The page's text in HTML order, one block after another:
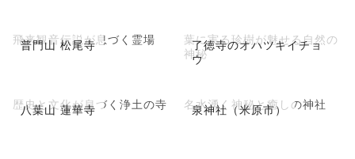
普門山 松尾寺
飛来観音伝説が息づく霊場
了徳寺のオハツキイチョ
ウ
葉に実る珍樹が魅せる自然の
神秘
八葉山 蓮華寺
歴史と文化が息づく浄土の寺 泉神社（米原市）
名水湧く神秘と癒しの神社